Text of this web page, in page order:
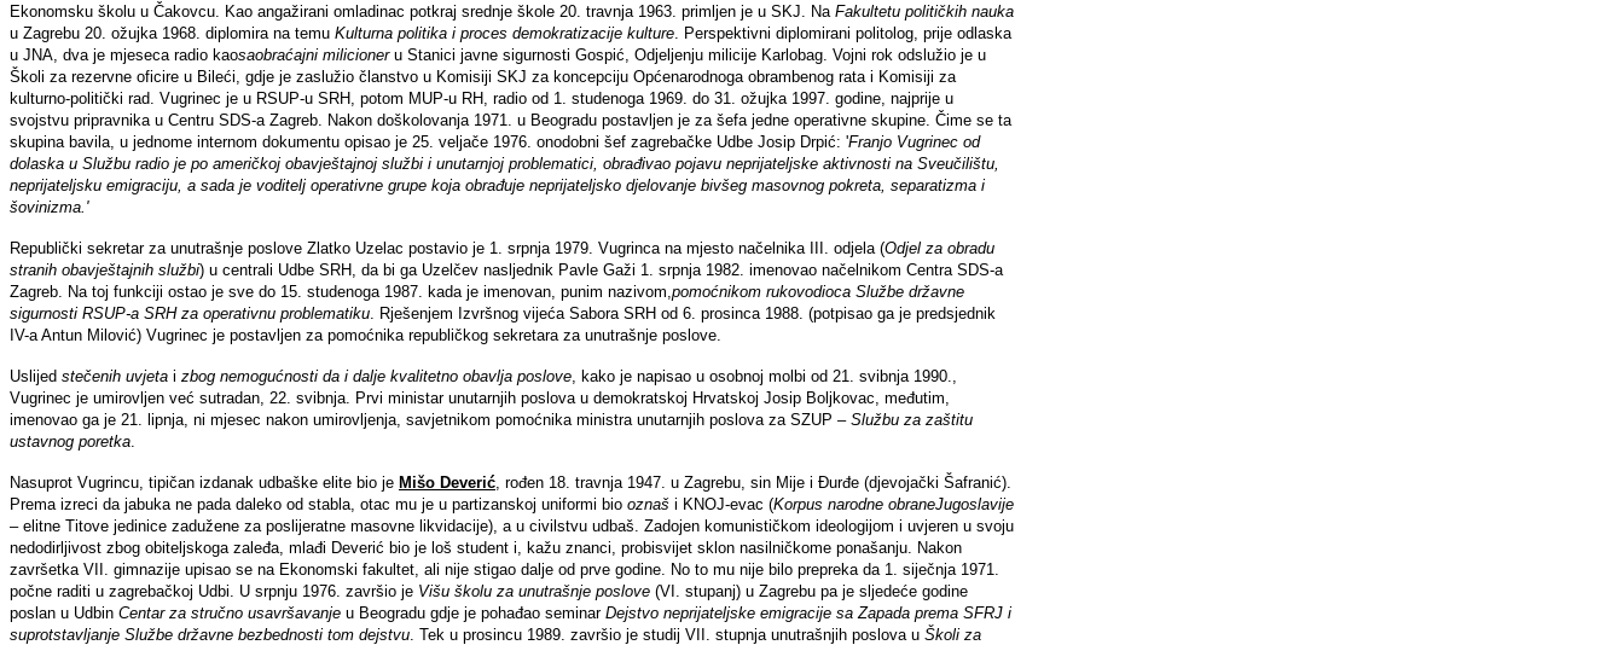
Ekonomsku školu u Čakovcu. Kao angažirani omladinac potkraj srednje škole 20. travnja 1963. primljen je u SKJ. Na Fakultetu političkih nauka
u Zagrebu 20. ožujka 1968. diplomira na temu Kulturna politika i proces demokratizacije kulture . Perspektivni diplomirani politolog, prije odlaska
u JNA, dva je mjeseca radio kaosaobraćajni milicioneru Stanici javne sigurnosti Gospić, Odjeljenju milicije Karlobag. Vojni rok odslužio je u
Školi za rezervne oficire u Bileći, gdje je zaslužio članstvo u Komisiji SKJ za koncepciju Općenarodnoga obrambenog rata i Komisiji za
kulturno-politički rad. Vugrinec je u RSUP-u SRH, potom MUP-u RH, radio od 1. studenoga 1969. do 31. ožujka 1997. godine, najprije u
svojstvu pripravnika u Centru SDS-a Zagreb. Nakon doškolovanja 1971. u Beogradu postavljen je za šefa jedne operativne skupine. Čime se ta
skupina bavila, u jednome internom dokumentu opisao je 25. veljače 1976. onodobni šef zagrebačke Udbe Josip Drpić: 'Franjo Vugrinec od
dolaska u Službu radio je po američkoj obavještajnoj službi i unutarnjoj problematici, obrađivao pojavu neprijateljske aktivnosti na Sveučilištu,
neprijateljsku emigraciju, a sada je voditelj operativne grupe koja obrađuje neprijateljsko djelovanje bivšeg masovnog pokreta, separatizma i
šovinizma.'
Republički sekretar za unutrašnje poslove Zlatko Uzelac postavio je 1. srpnja 1979. Vugrinca na mjesto načelnika III. odjela (Odjel za obradu
stranih obavještajnih službi) u centrali Udbe SRH, da bi ga Uzelčev nasljednik Pavle Gaži 1. srpnja 1982. imenovao načelnikom Centra SDS-a
Zagreb. Na toj funkciji ostao je sve do 15. studenoga 1987. kada je imenovan, punim nazivom, pomoćnikom rukovodioca Službe državne
sigurnosti RSUP-a SRH za operativnu problematiku . Rješenjem Izvršnog vijeća Sabora SRH od 6. prosinca 1988. (potpisao ga je predsjednik
IV-a Antun Milović) Vugrinec je postavljen za pomoćnika republičkog sekretara za unutrašnje poslove.
Uslijed stečenih uvjeta i zbog nemogućnosti da i dalje kvalitetno obavlja poslove , kako je napisao u osobnoj molbi od 21. svibnja 1990.,
Vugrinec je umirovljen već sutradan, 22. svibnja. Prvi ministar unutarnjih poslova u demokratskoj Hrvatskoj Josip Boljkovac, međutim,
imenovao ga je 21. lipnja, ni mjesec nakon umirovljenja, savjetnikom pomoćnika ministra unutarnjih poslova za SZUP – Službu za zaštitu
ustavnog poretka
Nasuprot Vugrincu, tipičan izdanak udbaške elite bio je Mišo Deverić , rođen 18. travnja 1947. u Zagrebu, sin Mije i Đurđe (djevojački Šafranić).
Prema izreci da jabuka ne pada daleko od stabla, otac mu je u partizanskoj uniformi bio oznaš i KNOJ-evac (Korpus narodne obraneJugoslavije
– elitne Titove jedinice zadužene za poslijeratne masovne likvidacije), a u civilstvu udbaš. Zadojen komunističkom ideologijom i uvjeren u svoju
nedodirljivost zbog obiteljskoga zaleđa, mlađi Deverić bio je loš student i, kažu znanci, probisvijet sklon nasilničkome ponašanju. Nakon
završetka VII. gimnazije upisao se na Ekonomski fakultet, ali nije stigao dalje od prve godine. No to mu nije bilo prepreka da 1. siječnja 1971.
počne raditi u zagrebačkoj Udbi. U srpnju 1976. završio je Višu školu za unutrašnje poslove (VI. stupanj) u Zagrebu pa je sljedeće godine
poslan u Udbin Centar za stručno usavršavanje u Beogradu gdje je pohađao seminar Dejstvo neprijateljske emigracije sa Zapada prema SFRJ i
suprotstavljanje Službe državne bezbednosti tom dejstvu . Tek u prosincu 1989. završio je studij VII. stupnja unutrašnjih poslova u Školi za